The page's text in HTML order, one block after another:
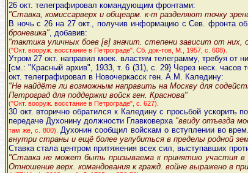
26 окт. телеграфировал командующим фронтами:
"Ставка, комиссарверх и общеарм. к-т разделяют точку
В ночь с 26 на 27 окт., получив информацию с Сев. фронта об
броневика", добавив:
"тактика уличных боев [в] значит. степени зависит от них,
("Окт. вооруж. восстание в Петрограде". Сб. док-тов, М., 1957, с. 608).
Утром 27 окт. направил моек. властям телеграмму, требуя от
[см.: "Красный архив", 1933, т. 6 (31), с. 29} Через неск.
окт. телеграфировал в Новочеркасск ген. А.М. Каледину:
"Не найдёте ли возможным направить на Москву для
Петроград для поддержки войск ген. Краснова"
("Окт. вооруж. восстание в Петрограде", с. 627).
30 окт. вторично обратился к Каледину с просьбой
передаче Духонину должности Главковерха "ввиду отъезда
там же, с. 800). Духонин сообщил войскам о вступлении во
внутри страны и ещё более углубиться в пределы родной
Ставка стала центром притяжения всех сил, выступавших
"Ставка не может быть призываема к принятию участия в
Отношение верх. командования к гражд. войне выражено в